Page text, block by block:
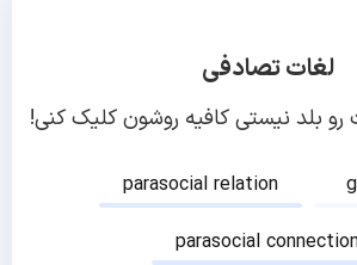
لغات تصادفی
رو بلد نیستی کافیه روشون کلیک کنی!
parasocial relation
parasocial